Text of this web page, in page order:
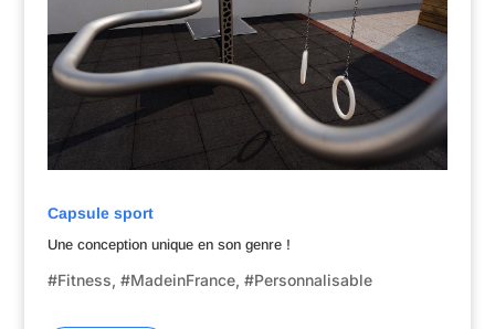
Capsule sport
Une conception unique en son genre !
#Fitness, #MadeinFrance, #Personnalisable